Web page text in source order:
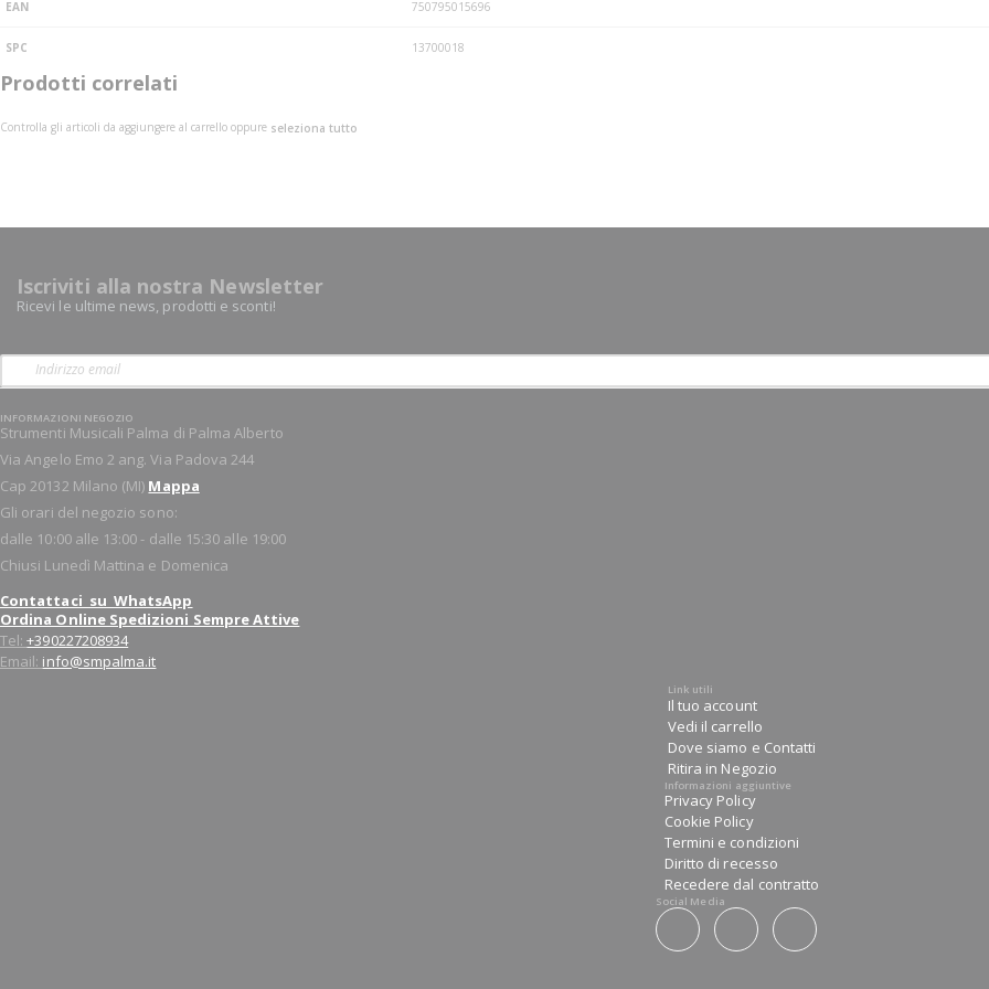
EAN
750795015696
SPC 13700018
Prodotti correlati
Controlla gli articoli da aggiungere al carrello oppure seleziona tutto
Iscriviti alla nostra Newsletter
Ricevi le ultime news, prodotti e sconti!
INFORMAZIONI NEGOZIO
Strumenti Musicali Palma di Palma Alberto
Via Angelo Emo 2 ang. Via Padova 244
Cap 20132 Milano (MI) Mappa
Gli orari del negozio sono:
dalle 10:00 alle 13:00 - dalle 15:30 alle 19:00
Chiusi Lunedì Mattina e Domenica
Contattaci su WhatsApp
Ordina Online Spedizioni Sempre Attive
Tel:+390227208934
Email: info@smpalma.it
Link utili
Il tuo account
Vedi il carrello
Dove siamo e Contatti
Ritira in Negozio
Informazioni aggiuntive
Privacy Policy
Cookie Policy
Termini e condizioni
Diritto di recesso
Recedere dal contratto
Social Media